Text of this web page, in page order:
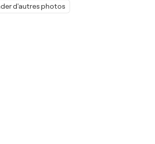
d'autres photos